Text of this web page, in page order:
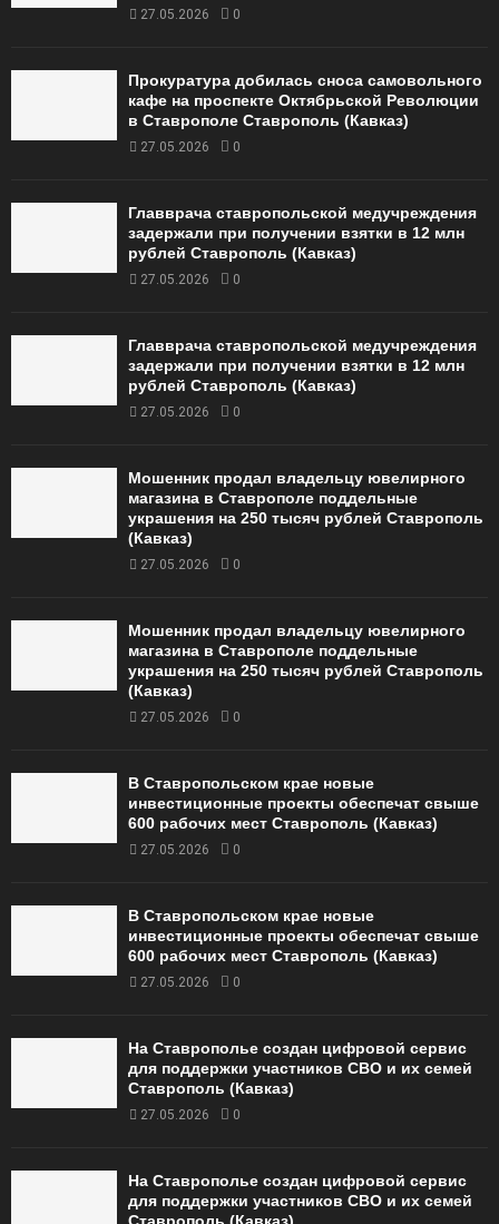
27.05.2026 0
Прокуратура добилась сноса самовольного
кафе на проспекте Октябрьской Революции
в Ставрополе Ставрополь (Кавказ)
27.05.2026 0
Главврача ставропольской медучреждения
задержали при получении взятки в 12 млн
рублей Ставрополь (Кавказ)
27.05.2026 0
Главврача ставропольской медучреждения
задержали при получении взятки в 12 млн
рублей Ставрополь (Кавказ)
27.05.2026 0
Мошенник продал владельцу ювелирного
магазина в Ставрополе поддельные
украшения на 250 тысяч рублей Ставрополь
(Кавказ)
27.05.2026 0
Мошенник продал владельцу ювелирного
магазина в Ставрополе поддельные
украшения на 250 тысяч рублей Ставрополь
(Кавказ)
27.05.2026 0
В Ставропольском крае новые
инвестиционные проекты обеспечат свыше
600 рабочих мест Ставрополь (Кавказ)
27.05.2026 0
В Ставропольском крае новые
инвестиционные проекты обеспечат свыше
600 рабочих мест Ставрополь (Кавказ)
27.05.2026 0
На Ставрополье создан цифровой сервис
для поддержки участников СВО и их семей
Ставрополь (Кавказ)
27.05.2026 0
На Ставрополье создан цифровой сервис
для поддержки участников СВО и их семей